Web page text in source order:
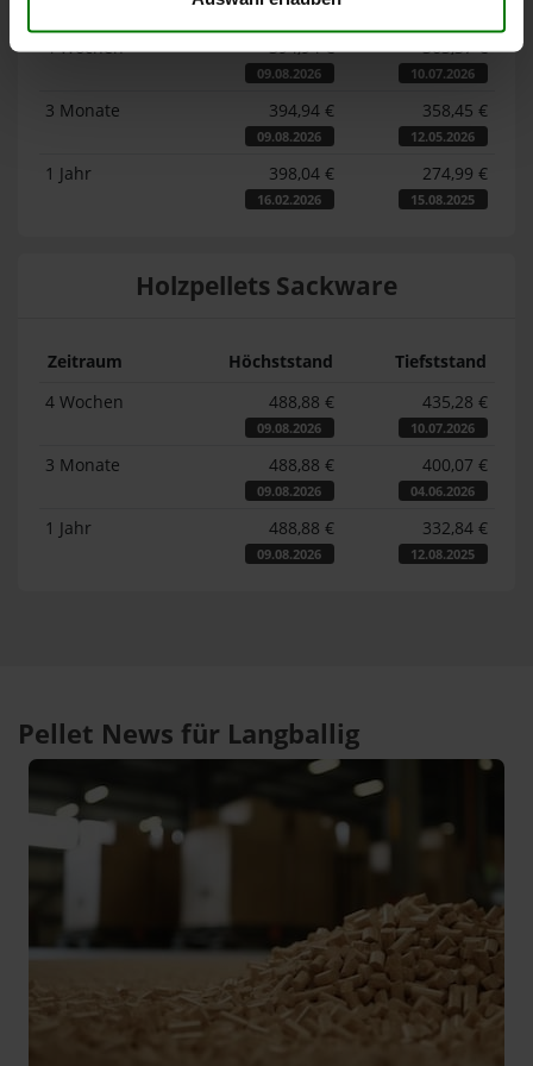
Höchststand
4 Wochen
394,94 €
09.08.2026
363,37 €
10.07.2026
3 Monate 394,94 €
09.08.2026
358,45 €
12.05.2026
1 Jahr 398,04 €
16.02.2026
274,99 €
15.08.2025
Holzpellets Sackware
Zeitraum Höchststand
Tiefststand
4 Wochen
488,88 €
09.08.2026
435,28 €
10.07.2026
3 Monate 488,88 €
09.08.2026
400,07 €
04.06.2026
1 Jahr 488,88 €
09.08.2026
332,84 €
12.08.2025
Pellet News für Langballig